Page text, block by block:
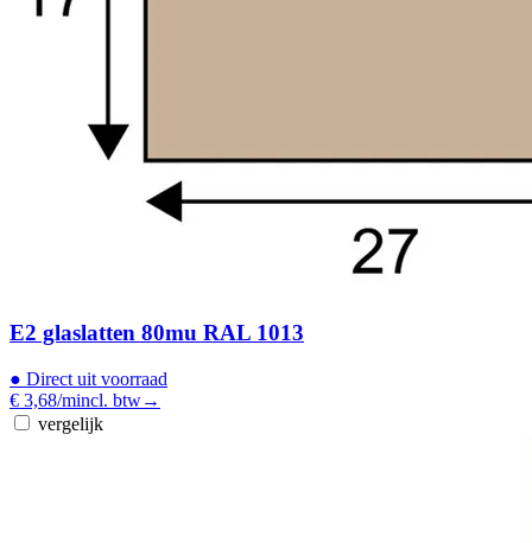
E2 glaslatten 80mu RAL 1013
● Direct uit voorraad
€ 3,68/mincl. btw→
vergelijk